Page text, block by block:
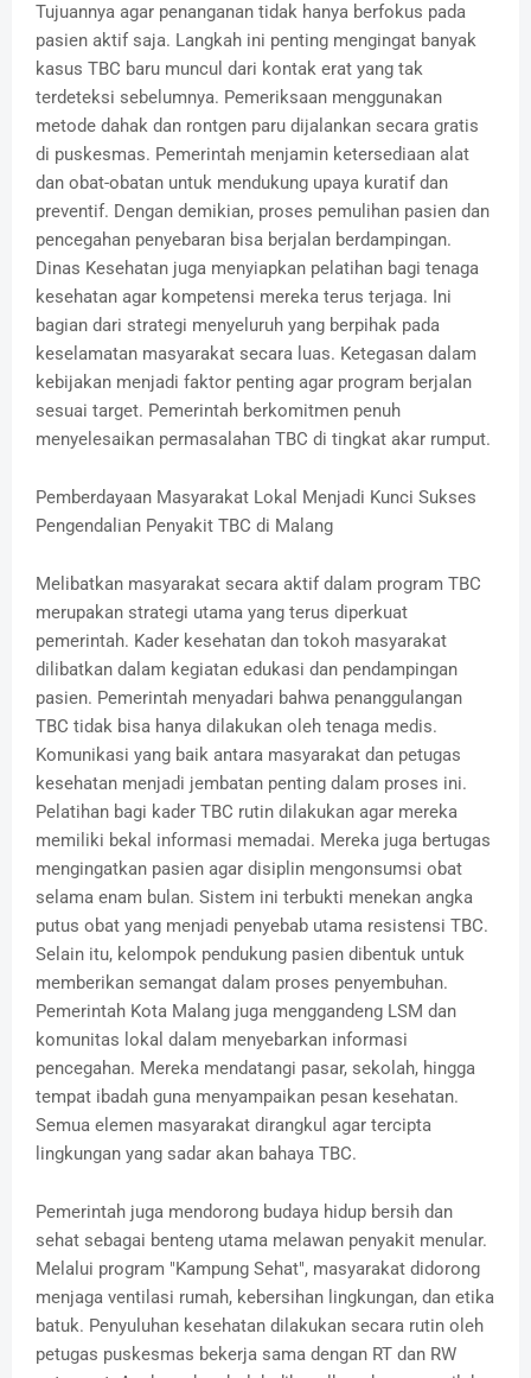
Tujuannya agar penanganan tidak hanya berfokus pada
pasien aktif saja. Langkah ini penting mengingat banyak
kasus TBC baru muncul dari kontak erat yang tak
terdeteksi sebelumnya. Pemeriksaan menggunakan
metode dahak dan rontgen paru dijalankan secara gratis
di puskesmas. Pemerintah menjamin ketersediaan alat
dan obat-obatan untuk mendukung upaya kuratif dan
preventif. Dengan demikian, proses pemulihan pasien dan
pencegahan penyebaran bisa berjalan berdampingan.
Dinas Kesehatan juga menyiapkan pelatihan bagi tenaga
kesehatan agar kompetensi mereka terus terjaga. Ini
bagian dari strategi menyeluruh yang berpihak pada
keselamatan masyarakat secara luas. Ketegasan dalam
kebijakan menjadi faktor penting agar program berjalan
sesuai target. Pemerintah berkomitmen penuh
menyelesaikan permasalahan TBC di tingkat akar rumput.
Pemberdayaan Masyarakat Lokal Menjadi Kunci Sukses
Pengendalian Penyakit TBC di Malang
Melibatkan masyarakat secara aktif dalam program TBC
merupakan strategi utama yang terus diperkuat
pemerintah. Kader kesehatan dan tokoh masyarakat
dilibatkan dalam kegiatan edukasi dan pendampingan
pasien. Pemerintah menyadari bahwa penanggulangan
TBC tidak bisa hanya dilakukan oleh tenaga medis.
Komunikasi yang baik antara masyarakat dan petugas
kesehatan menjadi jembatan penting dalam proses ini.
Pelatihan bagi kader TBC rutin dilakukan agar mereka
memiliki bekal informasi memadai. Mereka juga bertugas
mengingatkan pasien agar disiplin mengonsumsi obat
selama enam bulan. Sistem ini terbukti menekan angka
putus obat yang menjadi penyebab utama resistensi TBC.
Selain itu, kelompok pendukung pasien dibentuk untuk
memberikan semangat dalam proses penyembuhan.
Pemerintah Kota Malang juga menggandeng LSM dan
komunitas lokal dalam menyebarkan informasi
pencegahan. Mereka mendatangi pasar, sekolah, hingga
tempat ibadah guna menyampaikan pesan kesehatan.
Semua elemen masyarakat dirangkul agar tercipta
lingkungan yang sadar akan bahaya TBC.
Pemerintah juga mendorong budaya hidup bersih dan
sehat sebagai benteng utama melawan penyakit menular.
Melalui program "Kampung Sehat", masyarakat didorong
menjaga ventilasi rumah, kebersihan lingkungan, dan etika
batuk. Penyuluhan kesehatan dilakukan secara rutin oleh
petugas puskesmas bekerja sama dengan RT dan RW